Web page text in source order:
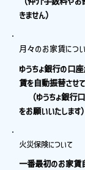
きません）
月々のお家賃につ
ゆうちょ銀行の口
賃を自動振替させて
（ゆうちょ銀行
をお願いいたします）
火災保険について
一番最初のお家